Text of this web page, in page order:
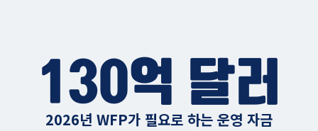
130억 달러
2026년 WFP가 필요로 하는 운영 자금